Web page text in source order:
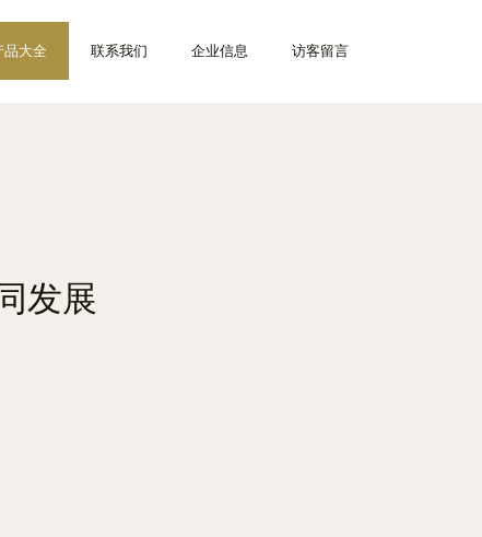
品大全 联系我们 企业信息 访客留言
发展